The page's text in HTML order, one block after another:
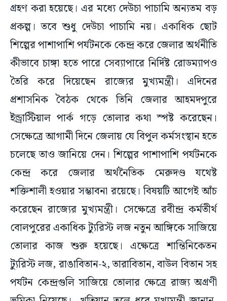
গ্রহণ করা হয়েছে। এর মধ্যে দেউচা পাচামি অন্যতম বড়
প্রকল্প। তবে শুধু দেউচা পাচামি নয়। একাধিক ছোট
শিল্পের পাশাপাশি পর্যটনকে কেন্দ্র করে জেলার অর্থনীতি
কীভাবে চাঙ্গা হতে পারে সেব্যাপারে নির্দিষ্ট রোডম্যাপও
তৈরি করে দিয়েছেন রাজ্যের মুখ্যমন্ত্রী। এদিনের
প্রশাসনিক বৈঠক থেকে তিনি জেলার আহমদপুরে
ইন্ড্রাস্টিয়াল পার্ক গড়ে তোলার কথা স্পষ্ট করেছেন।
সেক্ষেত্রে আগামী দিনে জেলায় যে বিপুল কর্মসংস্থান হতে
চলেছে তাও জানিয়ে দেন। শিল্পের পাশাপাশি পর্যটনকে
কেন্দ্র করে জেলার অর্থনৈতিক মেরুদণ্ড যথেষ্ট
শক্তিশালী হওয়ার সম্ভাবনা রয়েছে। বিষয়টি আগেই আঁচ
করেছেন রাজ্যের মুখ্যমন্ত্রী। সেক্ষেত্রে রবীন্দ্র কর্মতীর্থ
বোলপুরের একাধিক ট্যুরিস্ট লজ নতুন আঙ্গিকে সাজিয়ে
তোলার কাজ শুরু হয়েছে। এক্ষেত্রে শান্তিনিকেতন
ট্যুরিস্ট লজ, রাঙাবিতান-২, তারাবিতান, বাউল বিতান সহ
পর্যটন কেন্দ্রগুলি সাজিয়ে তোলার ক্ষেত্রে রাজ্য অগ্রণী